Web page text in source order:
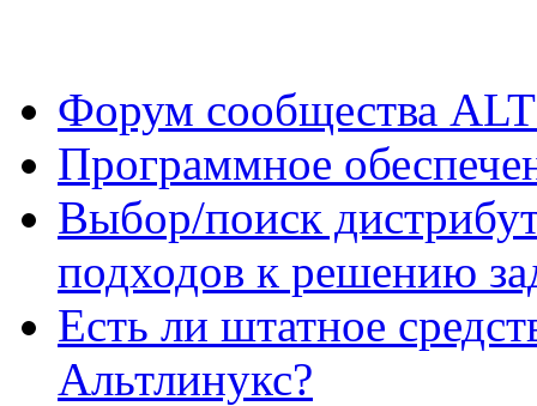
Форум сообщества
Программное
Выбор/поиск
подходов к решению
Есть ли штатное
Альтлинукс?